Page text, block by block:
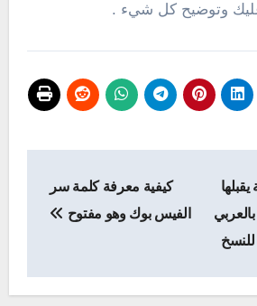
عليك وتوضيح كل شيء .
بوك 2021 بالعربي
للنسخ
كيفية معرفة كلمة سر
الفيس بوك وهو مفتوح